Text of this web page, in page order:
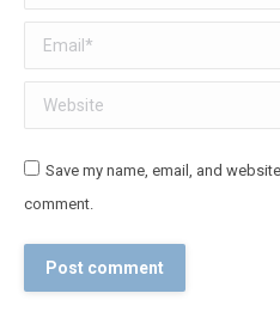
Email *
Website
Save my name, email, and
comment.
Post comment